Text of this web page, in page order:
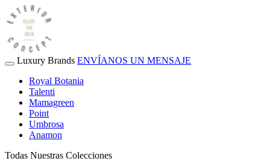
Luxury Brands ENVÍANOS UN MENSAJE
Royal Botania
Talenti
Mamagreen
Point
Umbrosa
Anamon
Todas Nuestras Colecciones